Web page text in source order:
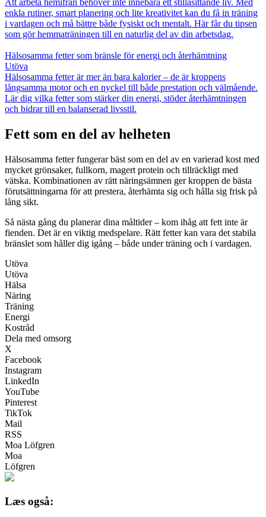
Att arbeta hemifrån behöver inte innebära ett stillasittande liv. Med
enkla rutiner, smart planering och lite kreativitet kan du få in träning
i vardagen och må bättre både fysiskt och mentalt. Här får du tipsen
som gör hemmaträningen till en naturlig del av din arbetsdag.
Hälsosamma fetter som bränsle för energi och återhämtning
Utöva
Hälsosamma fetter är mer än bara kalorier – de är kroppens
långsamma motor och en nyckel till både prestation och välmående.
Lär dig vilka fetter som stärker din energi, stöder återhämtningen
och bidrar till en balanserad livsstil.
Fett som en del av helheten
Hälsosamma fetter fungerar bäst som en del av en varierad kost med
mycket grönsaker, fullkorn, magert protein och tillräckligt med
vätska. Kombinationen av rätt näringsämnen ger kroppen de bästa
förutsättningarna för att prestera, återhämta sig och hålla sig frisk på
lång sikt.
Så nästa gång du planerar dina måltider – kom ihåg att fett inte är
fienden. Det är en viktig medspelare. Rätt fetter kan vara det stabila
bränslet som håller dig igång – både under träning och i vardagen.
Utöva
Utöva
Hälsa
Näring
Träning
Energi
Kostråd
Dela med omsorg
X
Facebook
Instagram
LinkedIn
YouTube
Pinterest
TikTok
Mail
RSS
Moa Löfgren
Moa
Löfgren
Læs også: